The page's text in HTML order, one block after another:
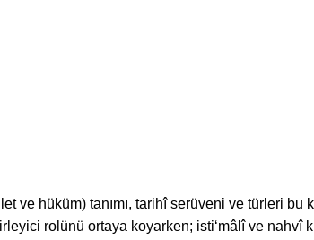
ve hüküm) tanımı, tarihî serüveni ve türleri bu
rolünü ortaya koyarken; isti‘mâlî ve nahvî